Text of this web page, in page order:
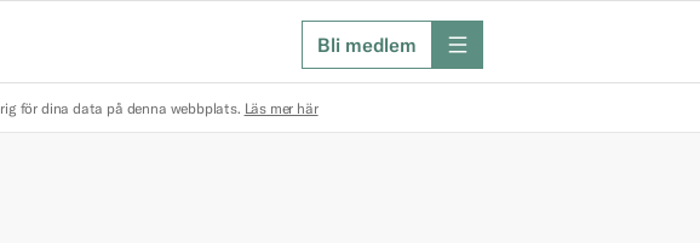
Bli medlem meny
för dina data på denna webbplats. Läs mer här